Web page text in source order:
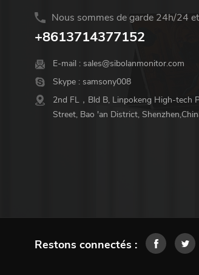
Nous sommes de garde 24h/24
+8613714377152
E-mail : sales@sibolanmonitor.com
Skype : samsony008
2nd FL，Bld B, Linpokeng High-tech
Street, Bao 'an District,
Restons connectés :